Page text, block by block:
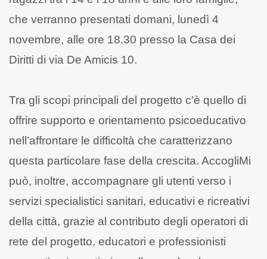
che verranno presentati domani, lunedì 4
novembre, alle ore 18.30 presso la Casa dei
Diritti di via De Amicis 10.
Tra gli scopi principali del progetto c'è quello di
offrire supporto e orientamento psicoeducativo
nell’affrontare le difficoltà che caratterizzano
questa particolare fase della crescita. AccogliMi
può, inoltre, accompagnare gli utenti verso i
servizi specialistici sanitari, educativi e ricreativi
della città, grazie al contributo degli operatori di
rete del progetto, educatori e professionisti